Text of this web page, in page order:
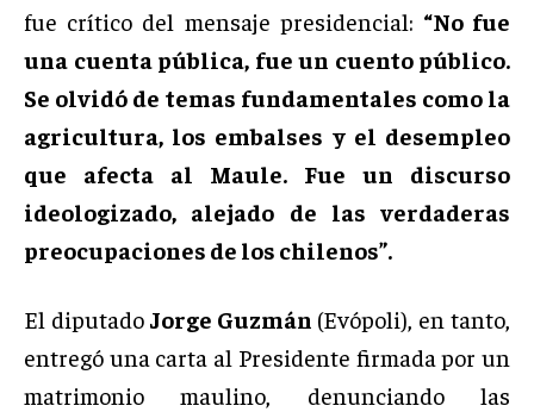
fue crítico del mensaje presidencial: “No fue
una cuenta pública, fue un cuento público.
Se olvidó de temas fundamentales como la
agricultura, los embalses y el desempleo
que afecta al Maule. Fue un discurso
ideologizado, alejado de las verdaderas
preocupaciones de los chilenos”.
El diputado Jorge Guzmán (Evópoli), en tanto,
entregó una carta al Presidente firmada por un
matrimonio maulino, denunciando las